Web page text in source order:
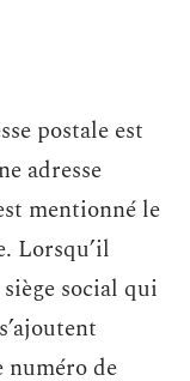
postale est
adresse
mentionné le
Lorsqu’il
siège social qui
numéro de